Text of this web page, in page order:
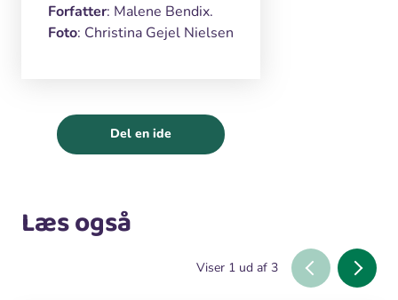
Forfatter: Malene Bendix.
Foto: Christina Gejel Nielsen
Del en ide
Læs også
Viser 1 ud af 3